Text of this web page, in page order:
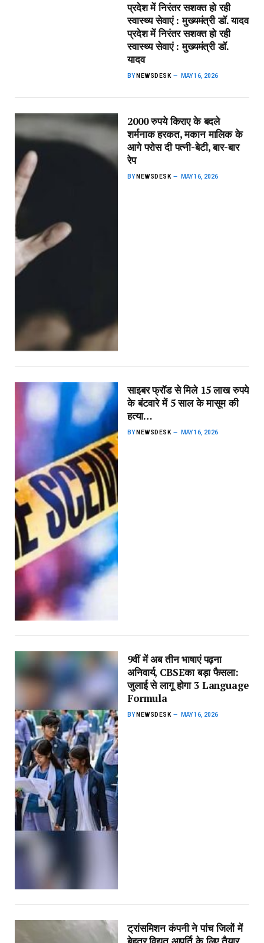
प्रदेश में निरंतर सशक्त हो रही
स्वास्थ्य सेवाएं : मुख्यमंत्री डॉ. यादव​
प्रदेश में निरंतर सशक्त हो रही
स्वास्थ्य सेवाएं : मुख्यमंत्री डॉ.
यादव
BY NEWSDESK MAY 16, 2026
2000 रुपये किराए के बदले
शर्मनाक हरकत, मकान मालिक के
आगे परोस दी पत्नी-बेटी, बार-बार
रेप
BY NEWSDESK MAY 16, 2026
साइबर फ्रॉड से मिले 15 लाख रुपये
के बंटवारे में 5 साल के मासूम की
हत्या…
BY NEWSDESK MAY 16, 2026
9वीं में अब तीन भाषाएं पढ़ना
अनिवार्य, CBSEका बड़ा फैसला:
जुलाई से लागू होगा 3 Language
Formula
BY NEWSDESK MAY 16, 2026
ट्रांसमिशन कंपनी ने पांच जिलों में